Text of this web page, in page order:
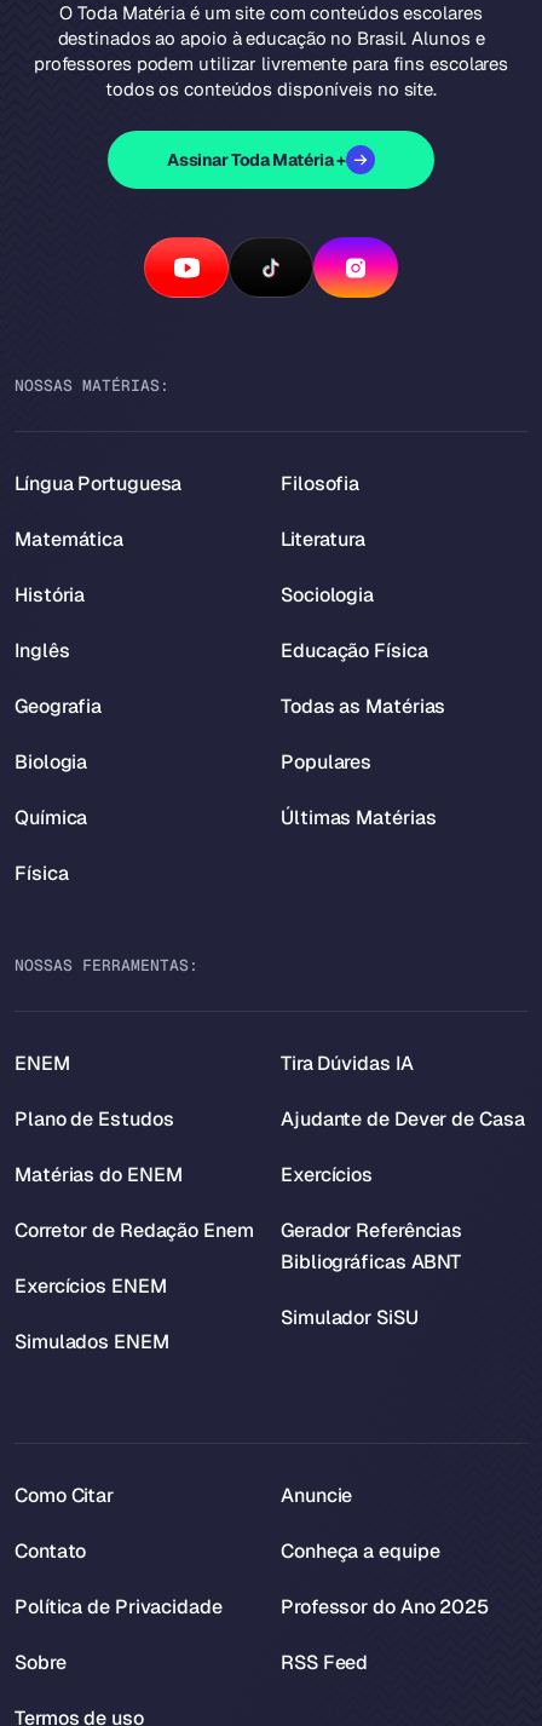
O Toda Matéria é um site com conteúdos escolares
destinados ao apoio à educação no Brasil. Alunos e
professores podem utilizar livremente para fins escolares
todos os conteúdos disponíveis no site.
Assinar Toda Matéria +
NOSSAS MATÉRIAS:
Língua Portuguesa
Matemática
História
Inglês
Geografia
Biologia
Química
Física
Filosofia
Literatura
Sociologia
Educação Física
Todas as Matérias
Populares
Últimas Matérias
NOSSAS FERRAMENTAS:
ENEM
Plano de Estudos
Matérias do ENEM
Corretor de Redação Enem
Exercícios ENEM
Simulados ENEM
Tira Dúvidas IA
Ajudante de Dever de Casa
Exercícios
Gerador Referências
Bibliográficas ABNT
Simulador SiSU
Como Citar
Contato
Política de Privacidade
Sobre
Termos de uso
Anuncie
Conheça a equipe
Professor do Ano 2025
RSS Feed